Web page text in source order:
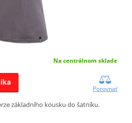
Na centrálnom sklade
Porovnať
základního kousku do šatníku.